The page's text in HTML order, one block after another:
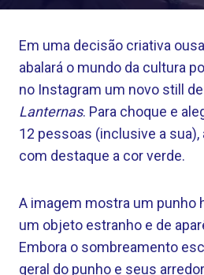
Em uma decisão criativa
abalará o mundo da cultura
no Instagram um novo still
Lanternas. Para choque e
12 pessoas (inclusive a
com destaque a cor verde.
A imagem mostra um punho
um objeto estranho e de
Embora o sombreamento
geral do punho e seus